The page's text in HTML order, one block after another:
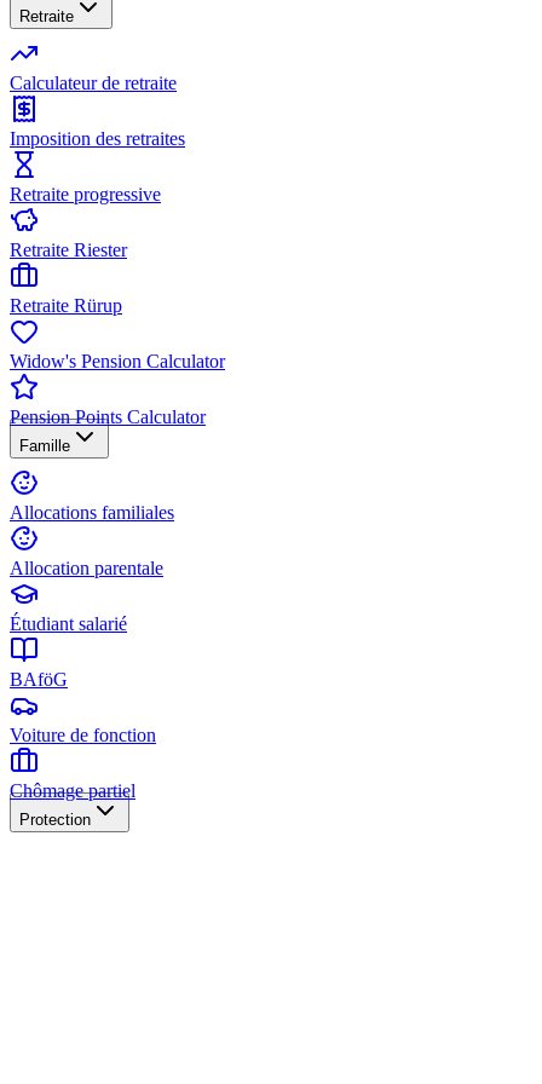
Retraite
Calculateur de retraite
Imposition des retraites
Retraite progressive
Retraite Riester
Retraite Rürup
Widow's Pension Calculator
Pension Points Calculator
Famille
Allocations familiales
Allocation parentale
Étudiant salarié
BAföG
Voiture de fonction
Chômage partiel
Protection